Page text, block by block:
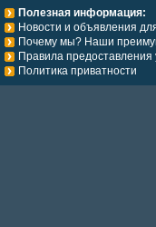
Полезная информация:
Новости и объявления
Почему мы? Наши
Правила предоставления
Политика приватности